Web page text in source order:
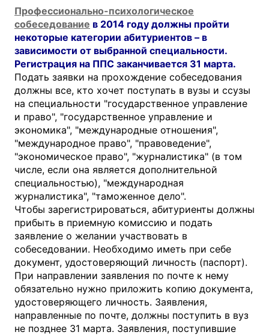
Профессионально-психологическое
собеседование в 2014 году должны пройти
некоторые категории абитуриентов – в
зависимости от выбранной специальности.
Регистрация на ППС заканчивается 31 марта.
Подать заявки на прохождение собеседования
должны все, кто хочет поступать в вузы и ссузы
на специальности "государственное управление
и право", "государственное управление и
экономика", "международные отношения",
"международное право", "правоведение",
"экономическое право", "журналистика" (в том
числе, если она является дополнительной
специальностью), "международная
журналистика", "таможенное дело".
Чтобы зарегистрироваться, абитуриенты должны
прибыть в приемную комиссию и подать
заявление о желании участвовать в
собеседовании. Необходимо иметь при себе
документ, удостоверяющий личность (паспорт).
При направлении заявления по почте к нему
обязательно нужно приложить копию документа,
удостоверяющего личность. Заявления,
направленные по почте, должны поступить в вуз
не позднее 31 марта. Заявления, поступившие